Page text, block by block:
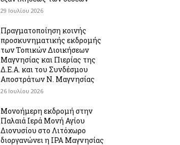
29 Ιουλίου 2026
Πραγματοποίηση κοινής
προσκυνηματικής εκδρομής
των Τοπικών Διοικήσεων
Μαγνησίας και Πιερίας της
Δ.Ε.Α. και του Συνδέσμου
Αποστράτων Ν. Μαγνησίας
26 Ιουλίου 2026
Μονοήμερη εκδρομή στην
Παλαιά Ιερά Μονή Αγίου
Διονυσίου στο Λιτόχωρο
διοργανώνει η IPA Μαγνησίας